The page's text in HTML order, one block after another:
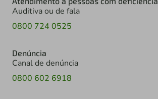
Auditiva ou de fala
0800 724 0525
Denúncia
Canal de denúncia
0800 602 6918